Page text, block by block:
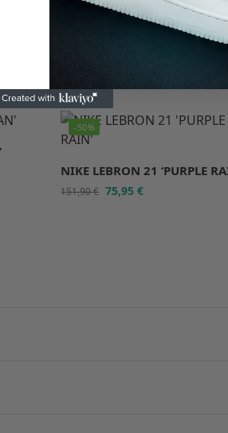
-50%
NIKE LEBRON 21 ‘PURPLE
151,90€ 75,95€